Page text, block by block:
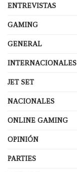
ENTREVISTAS
GAMING
GENERAL
INTERNACIONALES
JET SET
NACIONALES
ONLINE GAMING
OPINIÓN
PARTIES